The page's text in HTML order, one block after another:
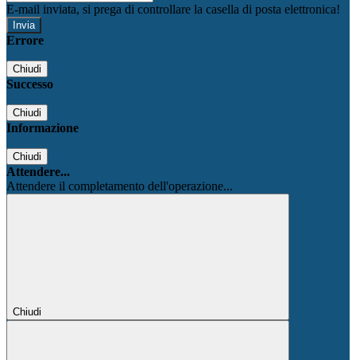
E-mail inviata, si prega di controllare la casella di posta elettronica!
Errore
Chiudi
Successo
Chiudi
Informazione
Chiudi
Attendere...
Attendere il completamento dell'operazione...
Chiudi